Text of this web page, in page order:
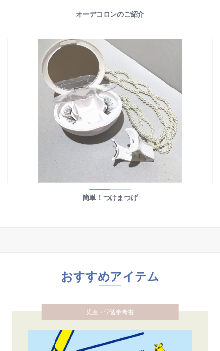
オーデコロンのご紹介
簡単！つけまつげ
おすすめアイテム
児童・学習参考書